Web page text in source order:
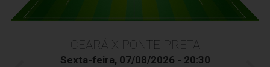
CEARÁ X PONTE PRETA
Sexta-feira, 07/08/2026 - 20:30